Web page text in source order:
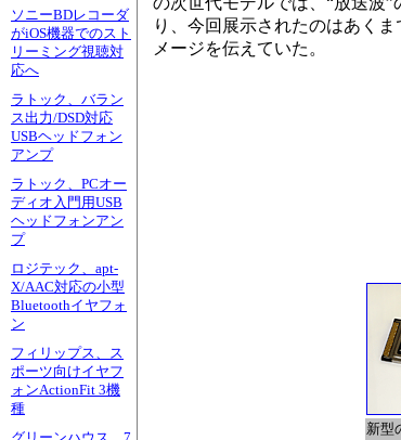
ソニーBDレコーダ
がiOS機器でのスト
リーミング視聴対
応へ
ラトック、バラン
ス出力/DSD対応
USBヘッドフォン
アンプ
ラトック、PCオー
ディオ入門用USB
ヘッドフォンアン
プ
ロジテック、apt-
X/AAC対応の小型
Bluetoothイヤフォ
ン
フィリップス、ス
ポーツ向けイヤフ
ォンActionFit 3機
種
り、今回展示されたのはあく
メージを伝えていた。
新型